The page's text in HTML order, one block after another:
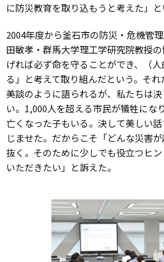
に防災教育を取り込もうと考えた」と
2004年度から釜石市の防災・危機管
田敏孝・群馬大学理工学研究院教授
げれば必ず命を守ることができ、（
る」と考えて取り組んだという。そ
美談のように語られるが、私たちは
い。1,000人を超える市民が犠牲にな
亡くなった子もいる。決して美しい
じませた。だからこそ「どんな災害
抜く。そのために少しでも役立つヒ
いただきたい」と訴えた。